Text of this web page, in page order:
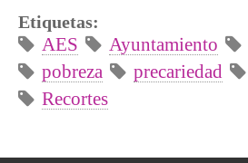
Etiquetas:
AES Ayuntamiento
pobreza
precariedad
Recortes